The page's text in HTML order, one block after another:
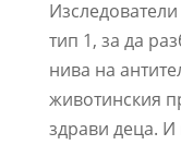
тип 1, за да
нива на
животинския
здрави деца. И